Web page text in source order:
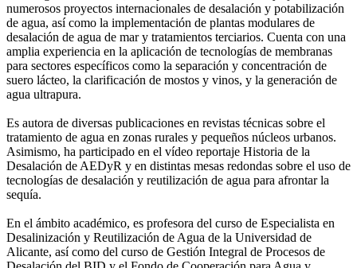
numerosos proyectos internacionales de desalación y potabilización
de agua, así como la implementación de plantas modulares de
desalación de agua de mar y tratamientos terciarios. Cuenta con una
amplia experiencia en la aplicación de tecnologías de membranas
para sectores específicos como la separación y concentración de
suero lácteo, la clarificación de mostos y vinos, y la generación de
agua ultrapura.
Es autora de diversas publicaciones en revistas técnicas sobre el
tratamiento de agua en zonas rurales y pequeños núcleos urbanos.
Asimismo, ha participado en el vídeo reportaje Historia de la
Desalación de AEDyR y en distintas mesas redondas sobre el uso de
tecnologías de desalación y reutilización de agua para afrontar la
sequía.
En el ámbito académico, es profesora del curso de Especialista en
Desalinización y Reutilización de Agua de la Universidad de
Alicante, así como del curso de Gestión Integral de Procesos de